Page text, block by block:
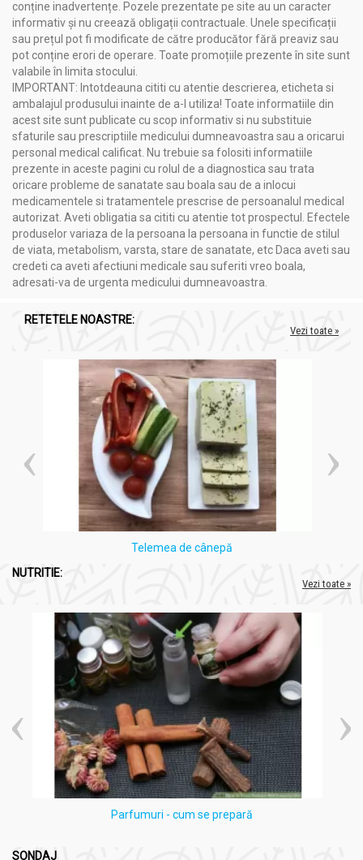
conține inadvertențe. Pozele prezentate pe site au un caracter
informativ și nu creează obligații contractuale. Unele specificații
sau prețul pot fi modificate de către producător fără preaviz sau
pot conține erori de operare. Toate promoțiile prezente în site sunt
valabile în limita stocului.
IMPORTANT: Intotdeauna cititi cu atentie descrierea, eticheta si
ambalajul produsului inainte de a-l utiliza! Toate informatiile din
acest site sunt publicate cu scop informativ si nu substituie
sfaturile sau prescriptiile medicului dumneavoastra sau a oricarui
personal medical calificat. Nu trebuie sa folositi informatiile
prezente in aceste pagini cu rolul de a diagnostica sau trata
oricare probleme de sanatate sau boala sau de a inlocui
medicamentele si tratamentele prescrise de persoanalul medical
autorizat. Aveti obligatia sa cititi cu atentie tot prospectul. Efectele
produselor variaza de la persoana la persoana in functie de stilul
de viata, metabolism, varsta, stare de sanatate, etc Daca aveti sau
credeti ca aveti afectiuni medicale sau suferiti vreo boala,
adresati-va de urgenta medicului dumneavoastra.
RETETELE NOASTRE:
Vezi toate »
Telemea de cânepă
NUTRITIE:
Vezi toate »
Parfumuri - cum se prepară
SONDAJ